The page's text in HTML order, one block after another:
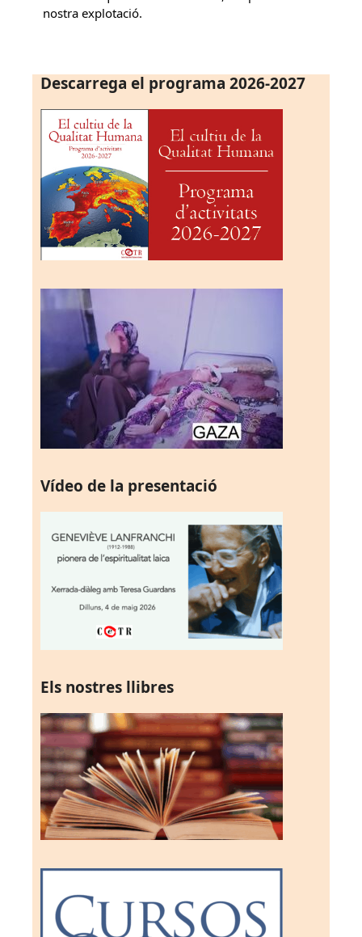
nostra explotació.
Descarrega el programa 2026-2027
Vídeo de la presentació
Els nostres llibres